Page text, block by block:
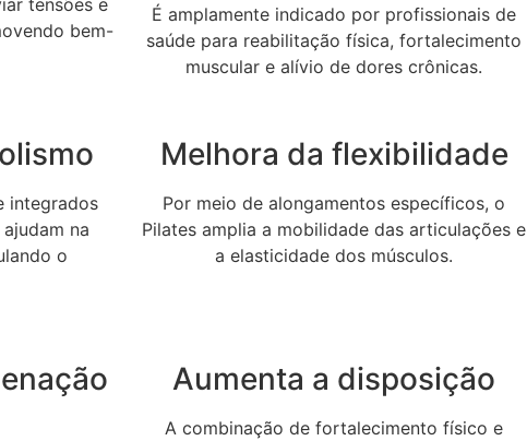
tensões e
bem-
É amplamente indicado por profissionais de
saúde para reabilitação física, fortalecimento
muscular e alívio de dores crônicas.
integrados
na
o
Melhora da flexibilidade
Por meio de alongamentos específicos, o
Pilates amplia a mobilidade das articulações e
a elasticidade dos músculos.
Aumenta a disposição
A combinação de fortalecimento físico e